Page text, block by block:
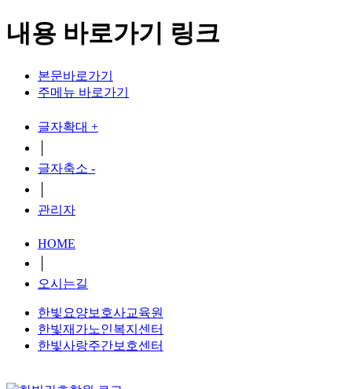
내용 바로가기 링크
본문바로가기
주메뉴 바로가기
글자확대 +
글자축소 -
관리자
HOME
오시는길
한빛요양보호사교육원
한빛재가노인복지센터
한빛사랑주간보호센터